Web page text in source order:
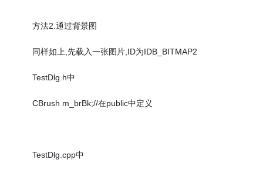
方法2.通过背景图
同样如上,先载入一张图片,ID为IDB_BITMAP2
TestDlg.h中
CBrush m_brBk;//在public中定义
TestDlg.cpp中